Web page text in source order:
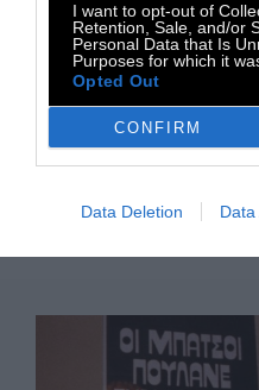
I want to opt-out of
Retention, Sale, and/or
Personal Data that Is
Purposes for which it
Opted Out
CONFIRM
Data Deletion Data
έγινε γνωστή για τους
στίχους και τις
με ποιήματά της
«Ιδιώνυμο»,
Καστανιώτη.
Μεταξουργείο, όπου